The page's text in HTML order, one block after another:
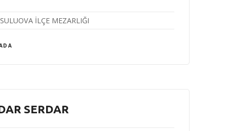
SULUOVA İLÇE MEZARLIĞI
SERDAR